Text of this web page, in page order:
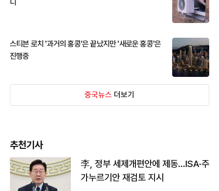
디
스티븐 로치 '과거의 홍콩'은 끝났지만 '새로운 홍콩'은
진행중
중국뉴스 더보기
추천기사
李, 정부 세제개편안에 제동…ISA·주
가누르기안 재검토 지시